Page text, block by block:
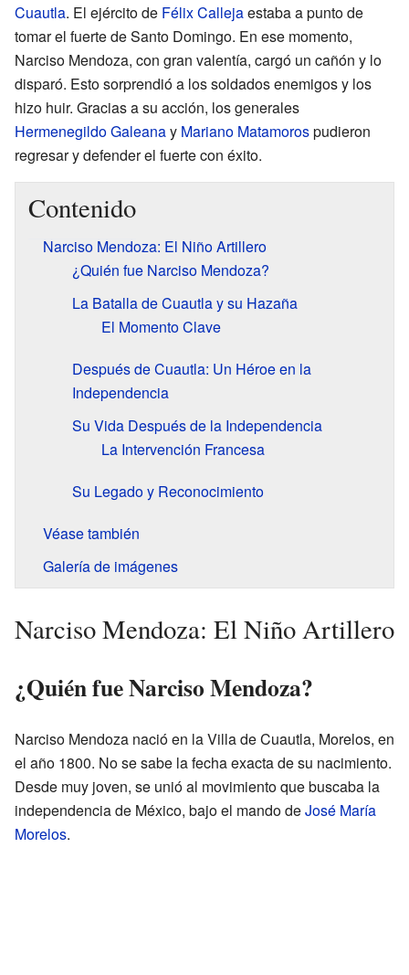
Cuautla. El ejército de Félix Callejaestaba a punto de
tomar el fuerte de Santo Domingo. En ese momento,
Narciso Mendoza, con gran valentía, cargó un cañón y lo
disparó. Esto sorprendió a los soldados enemigos y los
hizo huir. Gracias a su acción, los generales
Hermenegildo Galeanay Mariano Matamorospudieron
regresar y defender el fuerte con éxito.
Contenido
Narciso Mendoza: El Niño Artillero
¿Quién fue Narciso Mendoza?
La Batalla de Cuautla y su Hazaña
El Momento Clave
Después de Cuautla: Un Héroe en la
Independencia
Su Vida Después de la Independencia
La Intervención Francesa
Su Legado y Reconocimiento
Véase también
Galería de imágenes
Narciso Mendoza: El Niño Artillero
¿Quién fue Narciso Mendoza?
Narciso Mendoza nació en la Villa de Cuautla, Morelos, en
el año 1800. No se sabe la fecha exacta de su nacimiento.
Desde muy joven, se unió al movimiento que buscaba la
independencia de México, bajo el mando deJosé María
Morelos.